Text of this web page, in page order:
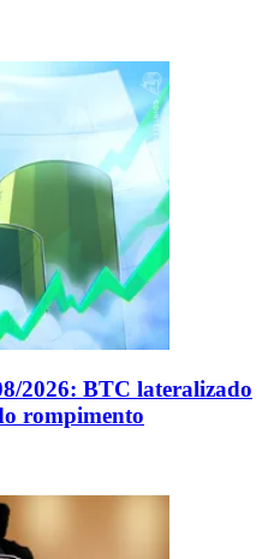
2026: BTC lateralizado
rompimento